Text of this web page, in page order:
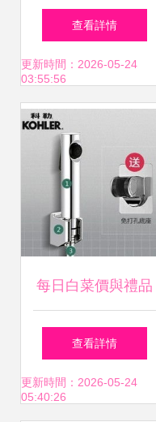
水槍與噴槍用品的
選購與使用指南
查看詳情
更新時間：2026-05-24
03:55:56
每日白菜價與禮品
家居精選 噴槍用品
特價盤點
查看詳情
更新時間：2026-05-24
05:40:26